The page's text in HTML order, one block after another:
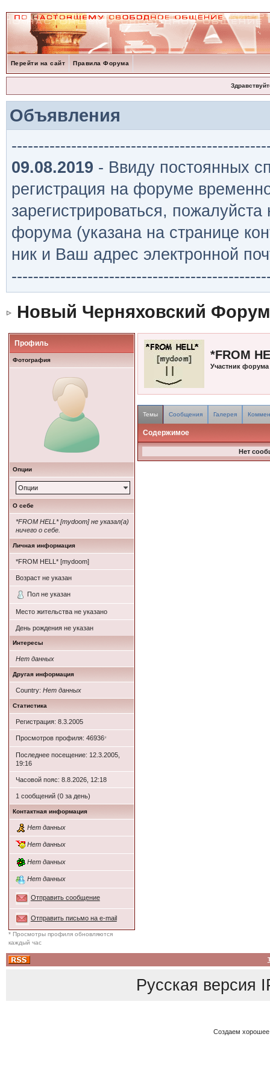
Перейти на сайт Правила Форума
Объявления
09.08.2019 - Ввиду постоянных
регистрация на форуме
зарегистрироваться,
форума (указана на странице
ник и Ваш адрес электронной
Новый Черняховский Форум
Профиль
Фотография
Опции
Опции
О себе
*FROM HELL* [mydoom] не указал(а)
ничего о себе.
Личная информация
*FROM HELL* [mydoom]
Возраст не указан
Пол не указан
Место жительства не указано
День рождения не указан
Интересы
Нет данных
Другая информация
Country: Нет данных
Статистика
Регистрация: 8.3.2005
Просмотров профиля: 46936*
Последнее посещение: 12.3.2005,
19:16
Часовой пояс: 8.8.2026, 12:18
1 сообщений (0 за день)
Контактная информация
Нет данных
Нет данных
Нет данных
Нет данных
Отправить сообщение
Отправить письмо на e-mail
* Просмотры профиля обновляются
каждый час
*FROM
Участник форума
Темы Сообщения Галерея
Содержимое
Нет
Русская версия
Создаем